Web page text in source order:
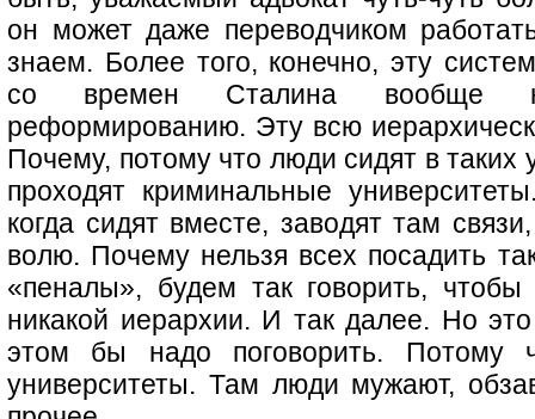
он может даже переводчиком
знаем. Более того, конечно, эту
со времен Сталина вообще
реформированию. Эту всю
Почему, потому что люди сидят в таких
проходят криминальные
когда сидят вместе, заводят там
волю. Почему нельзя всех посадить
«пеналы», будем так говорить,
никакой иерархии. И так далее. Но
этом бы надо поговорить. Потому
университеты. Там люди мужают,